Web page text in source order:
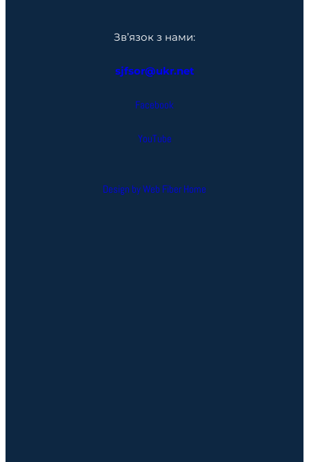
Зв’язок з нами:
sjfsor@ukr.net
Facebook
YouTube
Design by Web Fiber Home